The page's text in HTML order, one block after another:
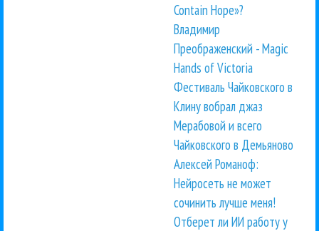
Contain Hope»?
Владимир
Преображенский - Magic
Hands of Victoria
Фестиваль Чайковского в
Клину вобрал джаз
Мерабовой и всего
Чайковского в Демьяново
Алексей Романоф:
Нейросеть не может
сочинить лучше меня!
Отберет ли ИИ работу у